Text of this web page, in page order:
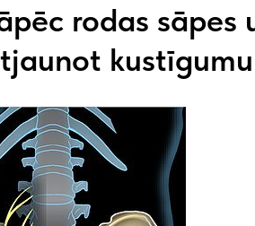
rodas
kustīgumu